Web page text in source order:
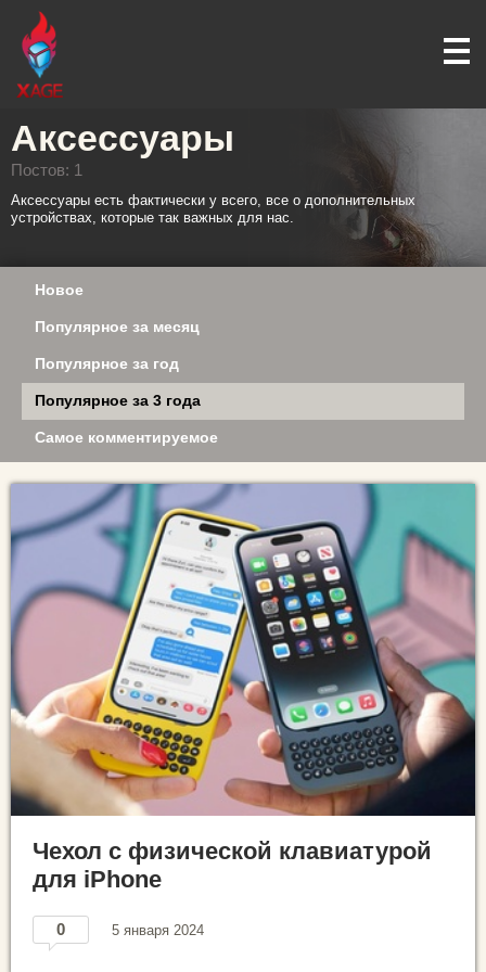
Аксессуары
Постов: 1
Аксессуары есть фактически у всего, все о дополнительных
устройствах, которые так важных для нас.
Новое
Популярное за месяц
Популярное за год
Популярное за 3 года
Самое комментируемое
Чехол с физической клавиатурой
для iPhone
0 5 января 2024